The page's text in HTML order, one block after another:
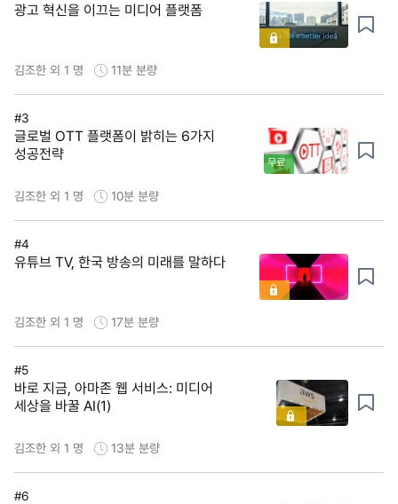
광고 혁신을 이끄는 미디어 플랫폼
김조한 외 1 명 11분 분량
#3
글로벌 OTT 플랫폼이 밝히는 6가지
성공전략
무료
김조한 외 1 명 10분 분량
#4
유튜브 TV, 한국 방송의 미래를 말하다
김조한 외 1 명 17분 분량
#5
바로 지금, 아마존 웹 서비스: 미디어
세상을 바꿀 AI(1)
김조한 외 1 명 13분 분량
#6